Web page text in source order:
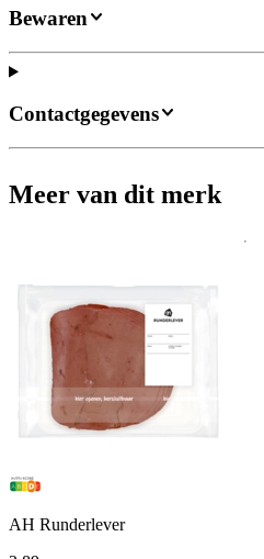
Bewaren
Contactgegevens
Meer van dit merk
AH Runderlever